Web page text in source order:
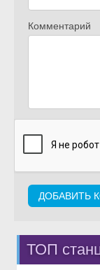
Комментарий
ТОП